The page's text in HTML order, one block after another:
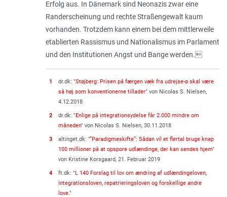
Erfolg aus. In Dänemark sind Neonazis zwar eine
Randerscheinung und rechte Straßengewalt kaum
vorhanden. Trotzdem kann einem bei dem mittlerweile
etablierten Rassismus und Nationalismus im Parlament
und den Institutionen Angst und Bange werden.
1 dr.dk: "Støjberg: Prisen på færgen væk fra udrejse-ø skal være
så høj som konventionerne tillader" von Nicolas S. Nielsen,
4.12.2018
2 dr.dk: "Enlige på integrationsydelse får 2.000 mindre om
måneden" von Nicolas S. Nielsen, 30.11.2018
3 altinget.dk: "”Paradigmeskifte”: Sådan vil et flertal bruge knap
100 millioner på at opspore udlændinge, der kan sendes hjem"
von Kristine Korsgaard, 21. Februar 2019
4 ft.dk: "L 140 Forslag til lov om ændring af udlændingeloven,
integrationsloven, repatrieringsloven og forskellige andre
love."